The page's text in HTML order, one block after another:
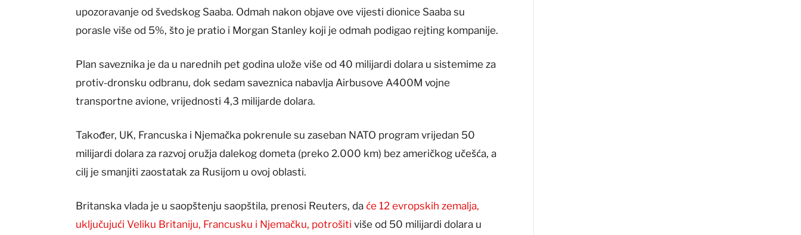
upozoravanje od švedskog Saaba. Odmah nakon objave ove vijesti dionice Saaba su
porasle više od 5%, što je pratio i Morgan Stanley koji je odmah podigao rejting kompanije.
Plan saveznika je da u narednih pet godina ulože više od 40 milijardi dolara u sistemime za
protiv-dronsku odbranu, dok sedam saveznica nabavlja Airbusove A400M vojne
transportne avione, vrijednosti 4,3 milijarde dolara.
Također, UK, Francuska i Njemačka pokrenule su zaseban NATO program vrijedan 50
milijardi dolara za razvoj oružja dalekog dometa (preko 2.000 km) bez američkog učešća, a
cilj je smanjiti zaostatak za Rusijom u ovoj oblasti.
Britanska vlada je u saopštenju saopštila, prenosi Reuters, da će 12 evropskih zemalja,
uključujući Veliku Britaniju, Francusku i Njemačku, potrošiti više od 50 milijardi dolara u